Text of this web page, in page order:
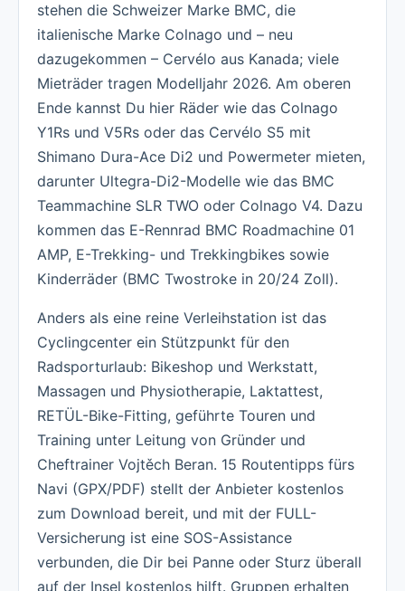
stehen die Schweizer Marke BMC, die
italienische Marke Colnago und – neu
dazugekommen – Cervélo aus Kanada; viele
Mieträder tragen Modelljahr 2026. Am oberen
Ende kannst Du hier Räder wie das Colnago
Y1Rs und V5Rs oder das Cervélo S5 mit
Shimano Dura-Ace Di2 und Powermeter mieten,
darunter Ultegra-Di2-Modelle wie das BMC
Teammachine SLR TWO oder Colnago V4. Dazu
kommen das E-Rennrad BMC Roadmachine 01
AMP, E-Trekking- und Trekkingbikes sowie
Kinderräder (BMC Twostroke in 20/24 Zoll).
Anders als eine reine Verleihstation ist das
Cyclingcenter ein Stützpunkt für den
Radsporturlaub: Bikeshop und Werkstatt,
Massagen und Physiotherapie, Laktattest,
RETÜL-Bike-Fitting, geführte Touren und
Training unter Leitung von Gründer und
Cheftrainer Vojtěch Beran. 15 Routentipps fürs
Navi (GPX/PDF) stellt der Anbieter kostenlos
zum Download bereit, und mit der FULL-
Versicherung ist eine SOS-Assistance
verbunden, die Dir bei Panne oder Sturz überall
auf der Insel kostenlos hilft. Gruppen erhalten